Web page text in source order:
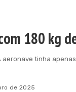
180 kg
aeronave tinha
de 2025